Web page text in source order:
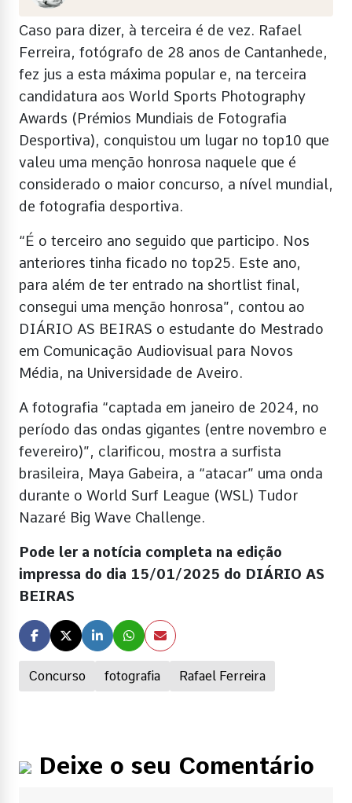
Concurso fotografia Rafael Ferreira
Caso para dizer, à terceira é de vez. Rafael
Ferreira, fotógrafo de 28 anos de Cantanhede,
fez jus a esta máxima popular e, na terceira
candidatura aos World Sports Photography
Awards (Prémios Mundiais de Fotografia
Desportiva), conquistou um lugar no top10 que
valeu uma menção honrosa naquele que é
considerado o maior concurso, a nível mundial,
de fotografia desportiva.
“É o terceiro ano seguido que participo. Nos
anteriores tinha ficado no top25. Este ano,
para além de ter entrado na shortlist final,
consegui uma menção honrosa”, contou ao
DIÁRIO AS BEIRAS o estudante do Mestrado
em Comunicação Audiovisual para Novos
Média, na Universidade de Aveiro.
A fotografia “captada em janeiro de 2024, no
período das ondas gigantes (entre novembro e
fevereiro)”, clarificou, mostra a surfista
brasileira, Maya Gabeira, a “atacar” uma onda
durante o World Surf League (WSL) Tudor
Nazaré Big Wave Challenge.
Pode ler a notícia completa na edição
impressa do dia 15/01/2025 do DIÁRIO AS
BEIRAS
Deixe o seu Comentário